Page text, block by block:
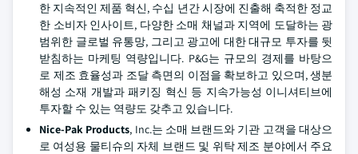
한 지속적인 제품 혁신, 수십 년간 시장에 진출해 축적한 정교
한 소비자 인사이트, 다양한 소매 채널과 지역에 도달하는 광
범위한 글로벌 유통망, 그리고 광고에 대한 대규모 투자를 뒷
받침하는 마케팅 역량입니다. P&G는 규모의 경제를 바탕으
로 제조 효율성과 조달 측면의 이점을 확보하고 있으며, 생분
해성 소재 개발과 패키징 혁신 등 지속가능성 이니셔티브에
투자할 수 있는 역량도 갖추고 있습니다.
Nice-Pak Products, Inc.는 소매 브랜드와 기관 고객을 대상으
로 여성용 물티슈의 자체 브랜드 및 위탁 제조 분야에서 주요